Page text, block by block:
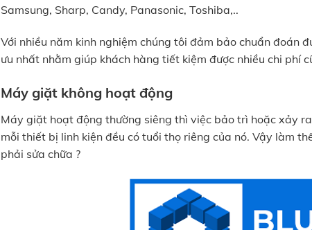
Samsung, Sharp, Candy, Panasonic, Toshiba,..
Với nhiều năm kinh nghiệm chúng tôi đảm bảo chuẩn đoán
ưu nhất nhằm giúp khách hàng tiết kiệm được nhiều chi phí
Máy giặt không hoạt động
Máy giặt hoạt động thường siêng thì việc bảo trì hoặc xảy
mỗi thiết bị linh kiện đều có tuổi thọ riêng của nó. Vậy làm
phải sửa chữa ?